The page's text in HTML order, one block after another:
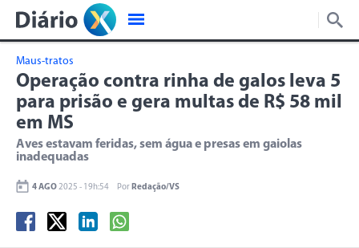
Maus-tratos
Operação contra rinha de galos leva 5
para prisão e gera multas de R$ 58 mil
em MS
Aves estavam feridas, sem água e presas em gaiolas
inadequadas
4 AGO2025 - 19h:54 Por Redação/VS